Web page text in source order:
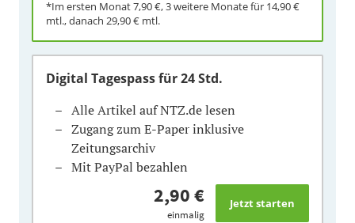
*Im ersten Monat7,90 €, 3 weitere Monate für 14,90 €
mtl., danach 29,90 € mtl.
Digital Tagespassfür 24 Std.
Alle Artikel auf NTZ.de lesen
Zugang zum E-Paper inklusive
Zeitungsarchiv
Mit PayPal bezahlen
2,90 €
einmalig